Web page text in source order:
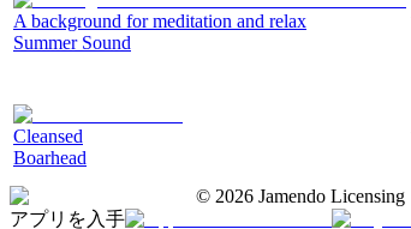
A background for meditation and relax
Summer Sound
Cleansed
Boarhead
© 2026 Jamendo Licensing
アプリを入手